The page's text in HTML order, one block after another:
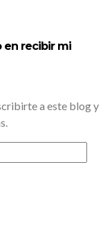
en recibir mi
a este blog y